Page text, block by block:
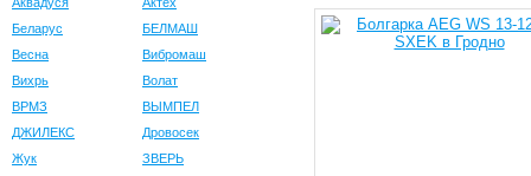
Беларус
БЕЛМАШ
Весна
Вибромаш
Вихрь
Волат
ВРМЗ
ВЫМПЕЛ
ДЖИЛЕКС
Дровосек
Жук
ЗВЕРЬ